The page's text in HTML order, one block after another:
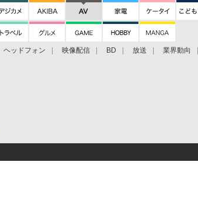
ヘッドフォン 映像配信 BD 放送 業界動向